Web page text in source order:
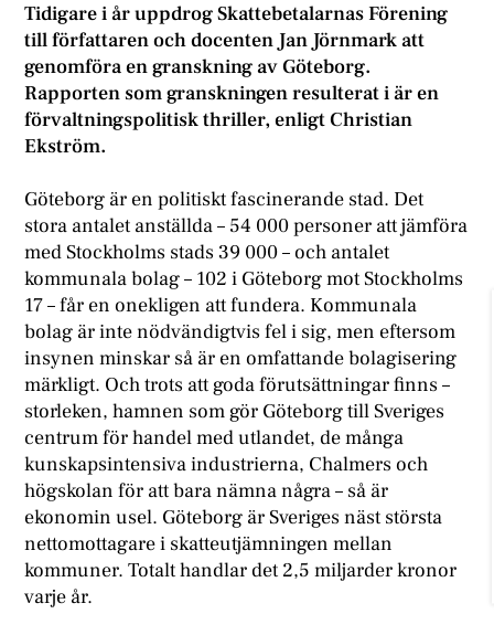
Tidigare i år uppdrog Skattebetalarnas Förening
till författaren och docenten Jan Jörnmark att
genomföra en granskning av Göteborg.
Rapporten som granskningen resulterat i är en
förvaltningspolitisk thriller, enligt Christian
Ekström.
Göteborg är en politiskt fascinerande stad. Det
stora antalet anställda – 54 000 personer att jämföra
med Stockholms stads 39 000 – och antalet
kommunala bolag – 102 i Göteborg mot Stockholms
17 – får en onekligen att fundera. Kommunala
bolag är inte nödvändigtvis fel i sig, men eftersom
insynen minskar så är en omfattande bolagisering
märkligt. Och trots att goda förutsättningar finns –
storleken, hamnen som gör Göteborg till Sveriges
centrum för handel med utlandet, de många
kunskapsintensiva industrierna, Chalmers och
högskolan för att bara nämna några – så är
ekonomin usel. Göteborg är Sveriges näst största
nettomottagare i skatteutjämningen mellan
kommuner. Totalt handlar det 2,5 miljarder kronor
varje år.